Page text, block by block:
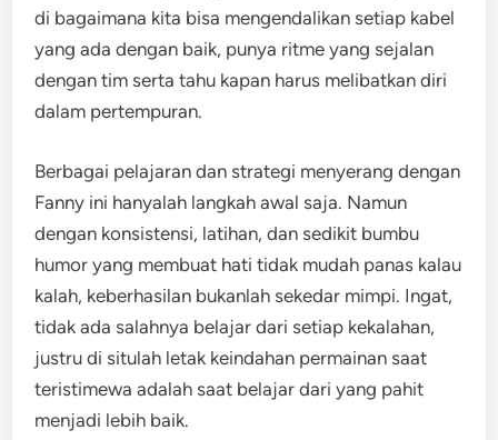
di bagaimana kita bisa mengendalikan setiap kabel
yang ada dengan baik, punya ritme yang sejalan
dengan tim serta tahu kapan harus melibatkan diri
dalam pertempuran.
Berbagai pelajaran dan strategi menyerang dengan
Fanny ini hanyalah langkah awal saja. Namun
dengan konsistensi, latihan, dan sedikit bumbu
humor yang membuat hati tidak mudah panas kalau
kalah, keberhasilan bukanlah sekedar mimpi. Ingat,
tidak ada salahnya belajar dari setiap kekalahan,
justru di situlah letak keindahan permainan saat
teristimewa adalah saat belajar dari yang pahit
menjadi lebih baik.